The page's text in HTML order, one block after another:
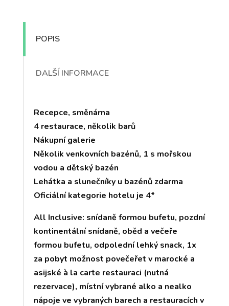
POPIS
DALŠÍ INFORMACE
Recepce, směnárna
4 restaurace, několik barů
Nákupní galerie
Několik venkovních bazénů, 1 s mořskou
vodou a dětský bazén
Lehátka a slunečníky u bazénů zdarma
Oficiální kategorie hotelu je 4*
All Inclusive: snídaně formou bufetu, pozdní
kontinentální snídaně, oběd a večeře
formou bufetu, odpolední lehký snack, 1x
za pobyt možnost povečeřet v marocké a
asijské à la carte restauraci (nutná
rezervace), místní vybrané alko a nealko
nápoje ve vybraných barech a restauracích v